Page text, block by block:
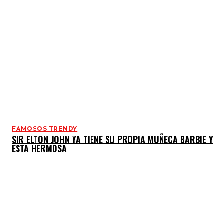
FAMOSOS TRENDY
SIR ELTON JOHN YA TIENE SU PROPIA MUÑECA BARBIE Y
ESTA HERMOSA